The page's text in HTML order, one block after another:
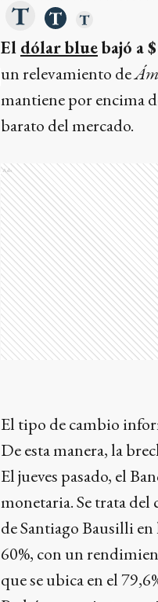
El dólar bluebajó a
un relevamiento de
mantiene por encima
barato del mercado.
Ads
El tipo de cambio
De esta manera, la
El jueves pasado, el
monetaria. Se trata
de Santiago Bausilli
60%, con un
que se ubica en el